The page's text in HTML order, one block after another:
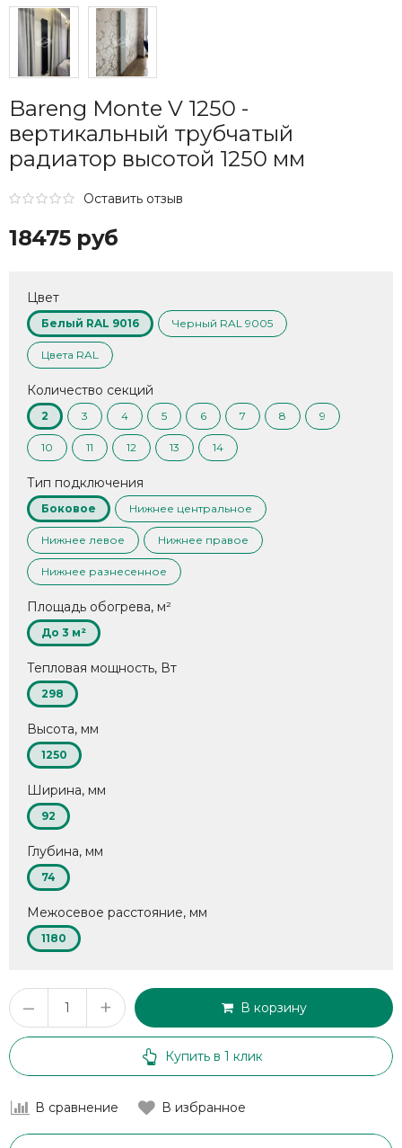
Bareng Monte V 1250 -
вертикальный трубчатый
радиатор высотой 1250 мм
Оставить отзыв
18475 руб
Цвет
Белый RAL 9016 Черный RAL 9005
Цвета RAL
Количество секций
2 3 4 5 6 7 8 9
10 11 12 13 14
Тип подключения
Боковое Нижнее центральное
Нижнее левое Нижнее правое
Нижнее разнесенное
Площадь обогрева, м²
До 3 м²
Тепловая мощность, Вт
298
Высота, мм
1250
Ширина, мм
92
Глубина, мм
74
Межосевое расстояние, мм
1180
– + В корзину
Купить в 1 клик
В сравнение В избранное